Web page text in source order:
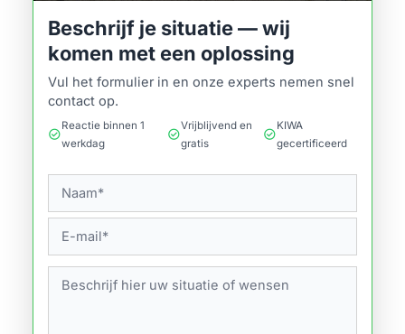
Beschrijf je situatie — wij
komen met een oplossing
Vul het formulier in en onze experts nemen snel
contact op.
check_circle
Reactie binnen 1
werkdag
check_circle
Vrijblijvend en
gratis
check_circle
KIWA
gecertificeerd